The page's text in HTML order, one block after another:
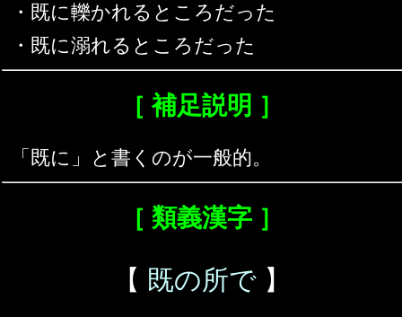
・既に轢かれるところだった
・既に溺れるところだった
［ 補足説明 ］
「既に」と書くのが一般的。
［ 類義漢字 ］
【 既の所で 】